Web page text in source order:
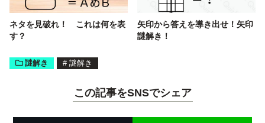
ネタを見破れ！ これは何を表
す？
矢印から答えを導き出せ！矢印
謎解き！
謎解き # 謎解き
この記事をSNSでシェア